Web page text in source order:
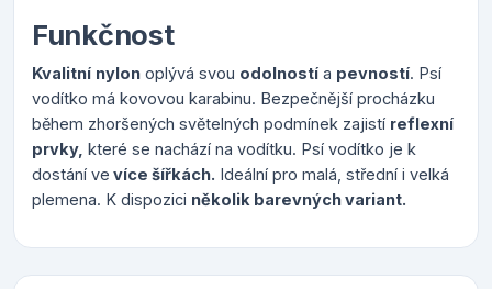
Funkčnost
Kvalitní nylon oplývá svou odolností a pevností. Psí
vodítko má kovovou karabinu. Bezpečnější procházku
během zhoršených světelných podmínek zajistí reflexní
prvky, které se nachází na vodítku. Psí vodítko je k
dostání ve více šířkách. Ideální pro malá, střední i velká
plemena. K dispozici několik barevných variant.